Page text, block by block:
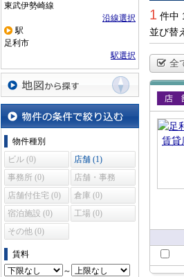
東武伊勢崎線
沿線選択
駅
足利市
駅選択
地図から探す
物件の条件で絞り込む
物件種別
ビル (0)
店舗 (1)
事務所 (0)
店舗・事務
所 (0)
店舗付住宅 (0)
倉庫 (0)
宿泊施設 (0)
工場 (0)
その他 (0)
賃料
～
1 件中
並び替
全
賃貸